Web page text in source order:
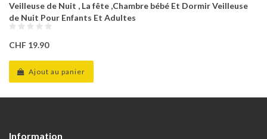
Veilleuse de Nuit , La fête ,Chambre bébé Et Dormir Veilleuse
de Nuit Pour Enfants Et Adultes
CHF 19.90
Ajout au panier
Information